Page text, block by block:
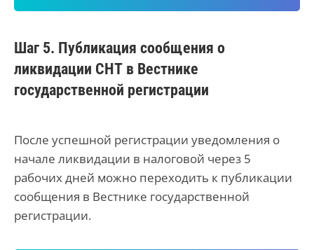
Шаг 5. Публикация сообщения о
ликвидации СНТ в Вестнике
государственной регистрации
После успешной регистрации уведомления о
начале ликвидации в налоговой через 5
рабочих дней можно переходить к публикации
сообщения в Вестнике государственной
регистрации.